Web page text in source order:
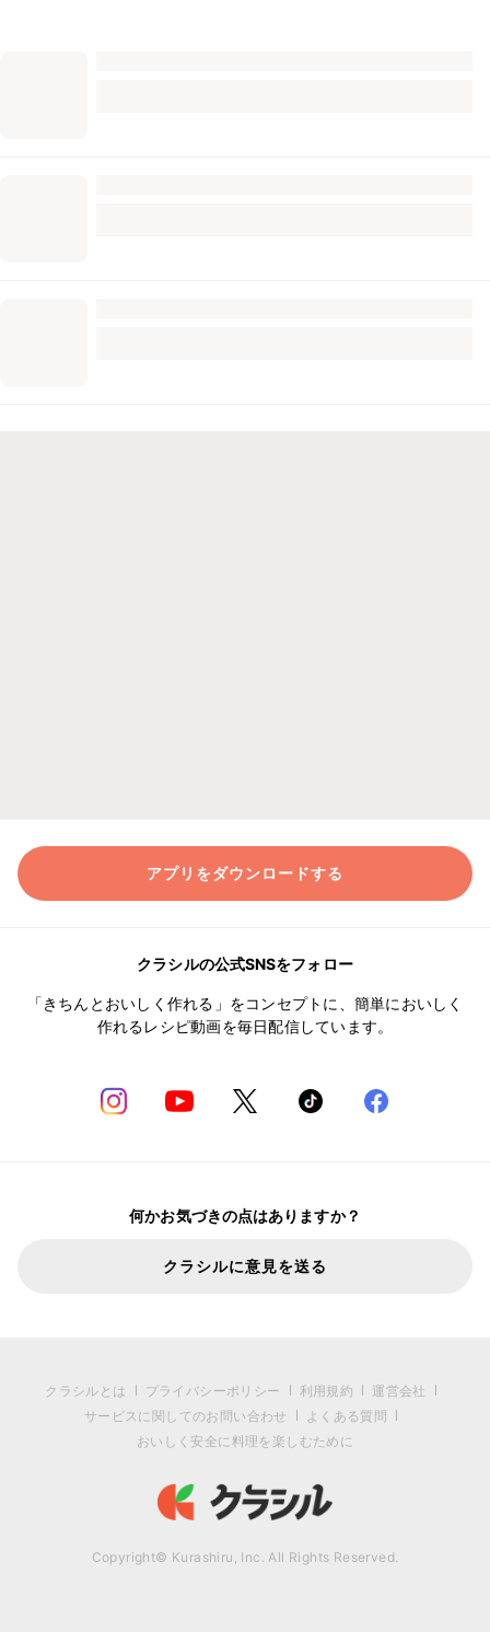
アプリをダウンロードする
クラシルの公式SNSをフォロー
「きちんとおいしく作れる」をコンセプトに、簡単においしく
作れるレシピ動画を毎日配信しています。
何かお気づきの点はありますか？
クラシルに意見を送る
クラシルとは プライバシーポリシー 利用規約
運営会社
サービスに関してのお問い合わせ
よくある質問
おいしく安全に料理を楽しむために
Copyright© Kurashiru, Inc. All Rights Reserved.